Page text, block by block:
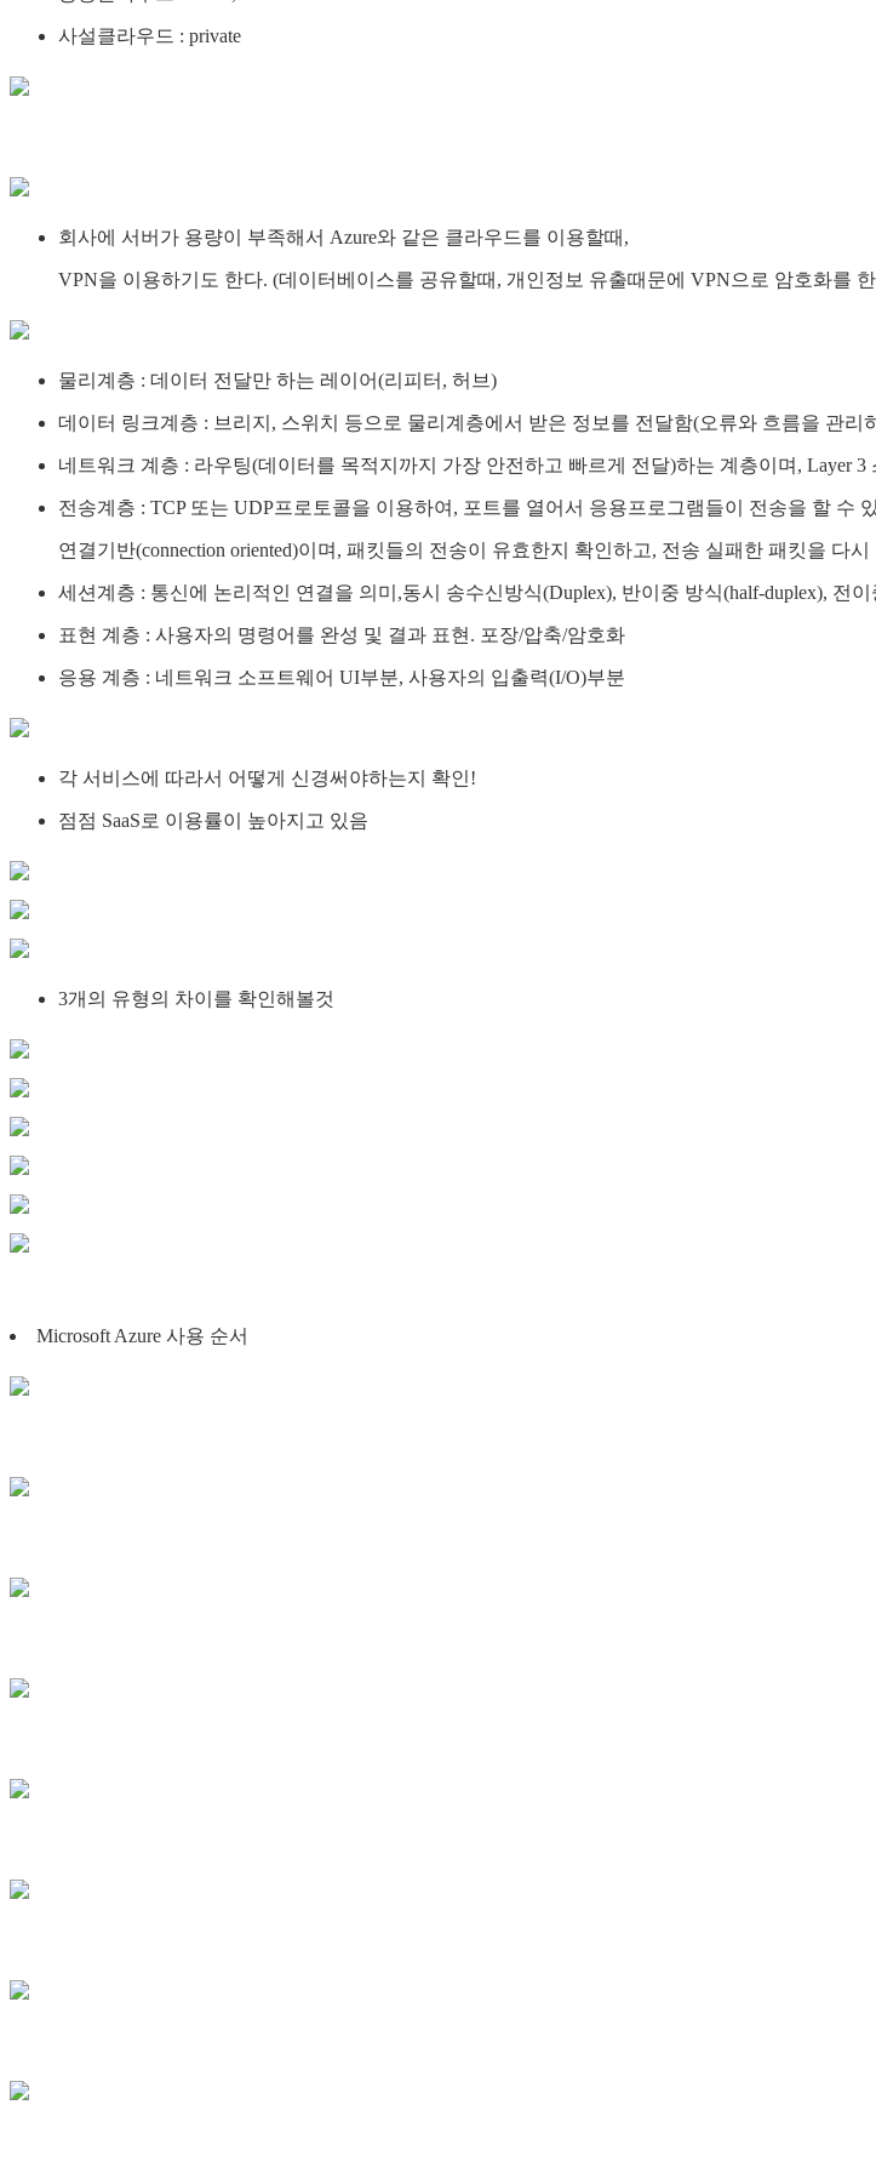
사설클라우드 : private
회사에 서버가 용량이 부족해서 Azure와 같은 클라우드를 이용할때,
VPN을 이용하기도 한다. (데이터베이스를 공유할때, 개인정보 유출때문에 VPN으로 암호화를
물리계층 : 데이터 전달만 하는 레이어(리피터, 허브)
데이터 링크계층 : 브리지, 스위치 등으로 물리계층에서 받은 정보를 전달함(오류와 흐름을 관리
네트워크 계층 : 라우팅(데이터를 목적지까지 가장 안전하고 빠르게 전달)하는 계층이며, Layer
전송계층 : TCP 또는 UDP프로토콜을 이용하여, 포트를 열어서 응용프로그램들이 전송을 할
연결기반(connection oriented)이며, 패킷들의 전송이 유효한지 확인하고, 전송 실패한 패킷을 다시
세션계층 : 통신에 논리적인 연결을 의미,동시 송수신방식(Duplex), 반이중 방식(half-duplex), 전
표현 계층 : 사용자의 명령어를 완성 및 결과 표현. 포장/압축/암호화
응용 계층 : 네트워크 소프트웨어 UI부분, 사용자의 입출력(I/O)부분
각 서비스에 따라서 어떻게 신경써야하는지 확인!
점점 SaaS로 이용률이 높아지고 있음
3개의 유형의 차이를 확인해볼것
Microsoft Azure 사용 순서